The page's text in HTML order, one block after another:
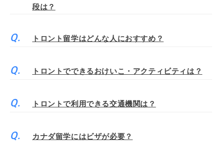
段は？
トロント留学はどんな人におすすめ？
トロントでできるおけいこ・アクティビティは？
トロントで利用できる交通機関は？
カナダ留学にはビザが必要？